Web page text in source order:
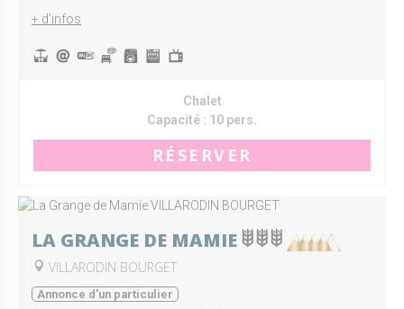
+ d'infos
Chalet
Capacité : 10 pers.
RÉSERVER
LA GRANGE DE MAMIE
VILLARODIN BOURGET
Annonce d'un particulier